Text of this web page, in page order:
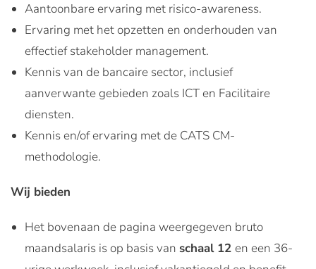
Aantoonbare ervaring met risico-awareness.
Ervaring met het opzetten en onderhouden van
effectief stakeholder management.
Kennis van de bancaire sector, inclusief
aanverwante gebieden zoals ICT en Facilitaire
diensten.
Kennis en/of ervaring met de CATS CM-
methodologie.
Wij bieden
Het bovenaan de pagina weergegeven bruto
maandsalaris is op basis van schaal 12 en een 36-